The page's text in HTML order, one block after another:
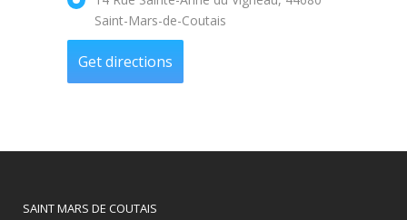
Saint-Mars-de-Coutais
SAINT MARS DE COUTAIS